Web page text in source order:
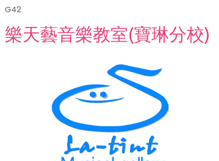
G42
樂天藝音樂教室(寶琳分校)